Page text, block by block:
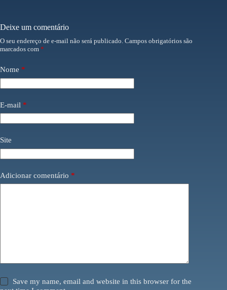
Deixe um comentário
O seu endereço de e-mail não será publicado. Campos obrigatórios são
marcados com *
Nome *
E-mail *
Site
Adicionar comentário *
Save my name, email and website in this browser for the